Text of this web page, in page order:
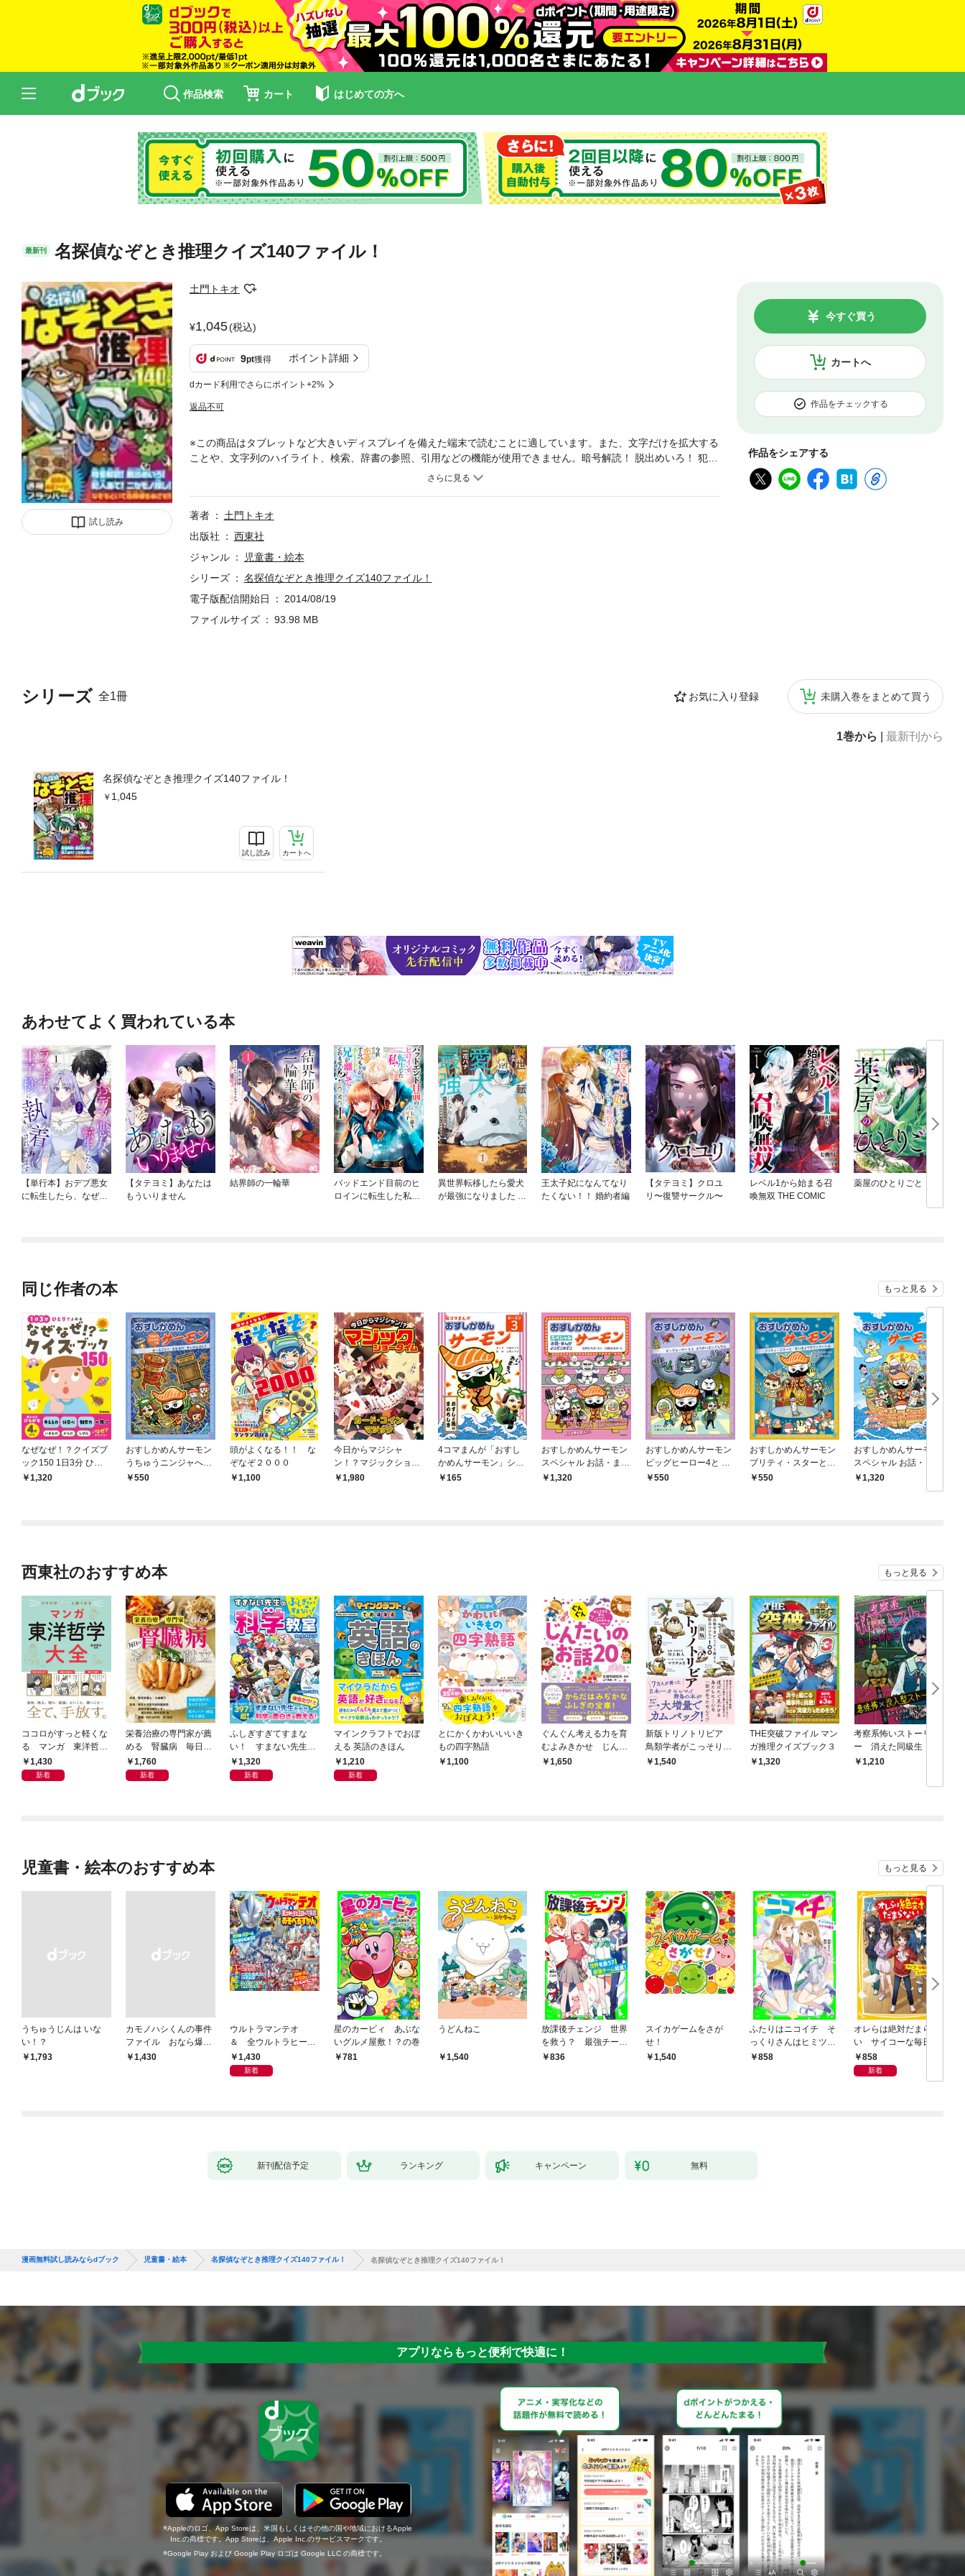
作品検索 カート はじめての方へ
最新刊 名探偵なぞとき推理クイズ140ファイル！
試し読み
土門トキオ
1,045(税込)
9pt獲得 ポイント詳細
dカード利用でさらにポイント+2%
返品不可
カートへ
今すぐ買う
作品をチェックする
作品をシェアする
シリーズ 全1冊 お気に入り登録 未購入巻をまとめて買う
1巻から 最新刊から
名探偵なぞとき推理クイズ140ファイル！
1,045
試し読み カートへ
※この商品はタブレットなど大きいディスプレイを備えた端末で読むことに適しています。また、文字だけを拡大する
ことや、文字列のハイライト、検索、辞書の参照、引用などの機能が使用できません。暗号解読！ 脱出めいろ！ 犯人
あて！ ニセモノ探し！ なぞ、140のなぞをといて名探偵をめざしましょう！【目次】「犯人を探し、宝のなぞをと
パート5 地下めいろを攻略せよ！脱出力アップ編パート6 犯人は……お前だ！推理力アップ編パート7 殺人事件の
ウラ側で！論理力アップ編パート8 トリック洋館の宝物！暗号力アップ編「犯人を探し、宝のなぞをとけ！トリック
籍化したものです。※本文に記載されている内容は、印刷出版当時の情報に基づき作成されたのものです。※印刷出版
を電子書籍化するにあたり、電子書籍としては不要な情報を含んでいる場合があります。また、印刷出版とは異なる
表記・表現の場合があります。株式会社西東社／seitosha
著者
土門トキオ
出版社
西東社
ジャンル
児童書・絵本
シリーズ
名探偵なぞとき推理クイズ140ファイル！
電子版配信開始日
2014/08/19
ファイルサイズ
93.98 MB
あわせてよく買われている本
【単行本】おデブ悪女
に転生したら、なぜか
【タテヨミ】あなたは
もういりません
結界師の一輪華
バッドエンド目前のヒ
ロインに転生した私、
異世界転移したら愛犬
が最強になりました ～
王太子妃になんてなり
たくない！！ 婚約者編
【タテヨミ】クロユ
リ〜復讐サークル〜
レベル1から始まる召
喚無双 THE COMIC
薬屋のひとりごと
同じ作者の本 もっと見る
なぜなぜ！？クイズブ
ック150 1日3分 ひと
りでよめる
1,320
おすしかめんサーモン
うちゅうニンジャへん
オールスターきせきの
550
頭がよくなる！！ な
ぞなぞ２０００
1,100
今日からマジシャ
ン！？マジックショー
タイム カード・コイ
1,980
4コマまんが「おすし
かめんサーモン」シー
ズン3
165
おすしかめんサーモン
スペシャル お話・まん
が よりどりみどり
1,320
おすしかめんサーモン
ビッグヒーロー4と よ
うかいスシぐんだん
550
おすしかめんサーモン
プリティ・スターとさ
いきょうマジックバト
550
おすしかめんサーモン
スペシャル お話・まん
がもりあわせ
1,320
西東社のおすすめ本 もっと見る
ココロがすっと軽くな
る マンガ 東洋哲学
大全1,430
新着
栄養治療の専門家が薦
める 腎臓病 毎日の
おいしい献立
1,760
新着
ふしぎすぎてすまな
い！ すまない先生の
科学教室
1,320
新着
マインクラフトでおぼ
える 英語のきほん
1,210
新着
とにかくかわいいいき
もの四字熟語
1,100
ぐんぐん考える力を育
むよみきかせ じんた
いのお話20
1,650
新版トリノトリビア
鳥類学者がこっそり教
える野鳥のひみつ100
1,540
THE突破ファイル マン
ガ推理クイズブック３
1,320
考察系怖いストーリ
ー 消えた同級生
1,210
児童書・絵本のおすすめ本 もっと見る
うちゅうじんは いな
い！？
￥1,793
カモノハシくんの事件
ファイル おなら爆
弾！ 危機イッパツ編
￥1,430
ウルトラマンテオ
＆ 全ウルトラヒーロ
ー大集合 あそべるず
かん
1,430
新着
星のカービィ あぶな
いグルメ屋敷！？の巻
781
うどんねこ
1,540
放課後チェンジ 世界
を救う？ 最強チーム
結成！
836
スイカゲームをさが
せ！
1,540
ふたりはニコイチ そ
っくりさんはヒミツの
親友858
オレらは絶対だまらな
い サイコーな毎日を
とりもどせっ！
858
新着
新刊配信予定 ランキング キャンペーン 無料
漫画無料試し読みならdブック 児童書・絵本 名探偵なぞとき推理クイズ140ファイル！ 名探偵なぞとき推理クイズ140ファイル！
アプリならもっと便利で快適に！
Appleのロゴ、App Storeは、米国もしくはその他の国や地域におけるApple
Inc.の商標です。App Storeは、Apple Inc.のサービスマークです。
Google Play および Google Play ロゴは Google LLC の商標です。